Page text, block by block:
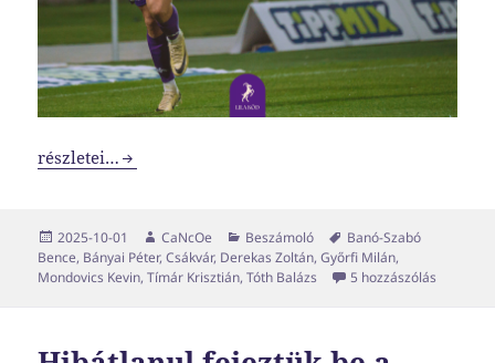
Tímár még mindig veretlen, de nem tudtunk közelebb
részletei…
Közzétéve
2025-10-01 Szerző
CaNcOe Kategória
Beszámoló Címke
Banó-Szabó
Bence, Bányai Péter,Csákvár, Derekas Zoltán,Győrfi Milán,
Mondovics Kevin,Tímár Krisztián,Tóth Balázs 5 hozzászólás